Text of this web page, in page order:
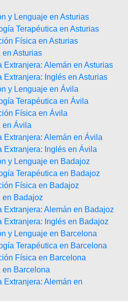
y Lenguaje en Asturias
Terapéutica en Asturias
Física en Asturias
en Asturias
Extranjera: Alemán en Asturias
Extranjera: Inglés en Asturias
y Lenguaje en Ávila
Terapéutica en Ávila
Física en Ávila
en Ávila
Extranjera: Alemán en Ávila
Extranjera: Inglés en Ávila
y Lenguaje en Badajoz
Terapéutica en Badajoz
Física en Badajoz
en Badajoz
Extranjera: Alemán en Badajoz
Extranjera: Inglés en Badajoz
y Lenguaje en Barcelona
Terapéutica en Barcelona
Física en Barcelona
en Barcelona
Extranjera: Alemán en